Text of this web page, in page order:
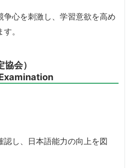
争心を刺激し、学習意欲を高め
。
会）
認し、日本語能力の向上を図